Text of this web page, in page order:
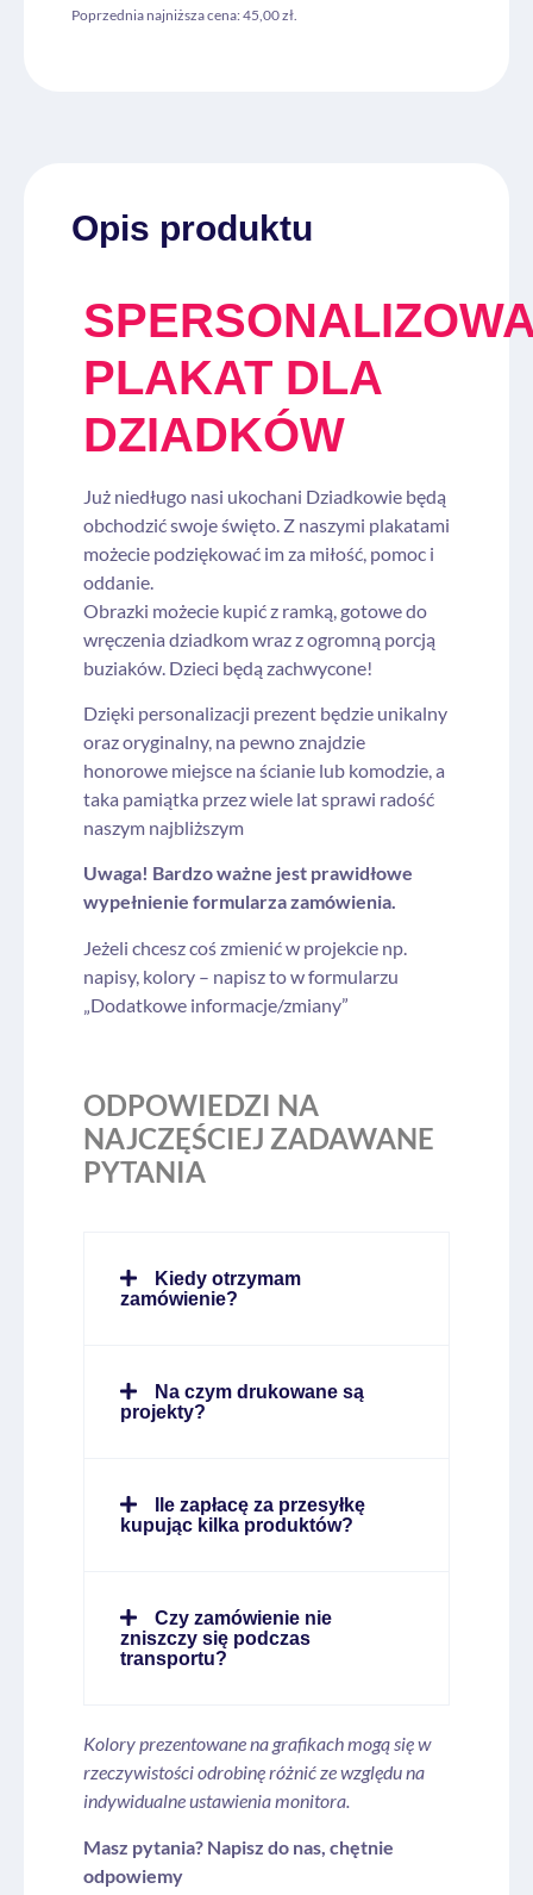
Poprzednia najniższa cena:45,00zł.
Opis produktu
PLAKAT DLA
DZIADKÓW
Już niedługo nasi ukochani Dziadkowie będą
obchodzić swoje święto. Z naszymi plakatami
możecie podziękować im za miłość, pomoc i
oddanie.
Obrazki możecie kupić z ramką, gotowe do
wręczenia dziadkom wraz z ogromną porcją
buziaków. Dzieci będą zachwycone!
Dzięki personalizacji prezent będzie unikalny
oraz oryginalny, na pewno znajdzie
honorowe miejsce na ścianie lub komodzie, a
taka pamiątka przez wiele lat sprawi radość
naszym najbliższym
Uwaga! Bardzo ważne jest prawidłowe
wypełnienie formularza zamówienia.
Jeżeli chcesz coś zmienić w projekcie np.
napisy, kolory – napisz to w formularzu
„Dodatkowe informacje/zmiany”
ODPOWIEDZI NA
NAJCZĘŚCIEJ ZADAWANE
PYTANIA
Kiedy otrzymam
zamówienie?
Na czym drukowane są
projekty?
Ile zapłacę za przesyłkę
kupując kilka produktów?
Czy zamówienie nie
zniszczy się podczas
transportu?
Kolory prezentowane na grafikach mogą się w
rzeczywistości odrobinę różnić ze względu na
indywidualne ustawienia monitora.
Masz pytania? Napisz do nas, chętnie
odpowiemy